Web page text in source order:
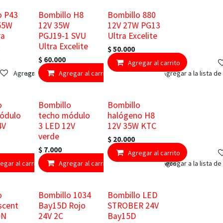
Agregar a la lista de deseos
P43
Agregar a la lista de deseos
Bombillo H8
12V 35W
PGJ19-1 SVU
Ultra Excelite
$ 60.000
Agregar al carrito Agregar a la lista
Bombillo 880
12V 27W PG13
Ultra Excelite
$50.000
Agregar al carrito
Agregar a la lista de deseos
al carrito Agregar a la lista de deseos
Bombillo
techo módulo
3 LED 12V
verde
$ 7.000
Agregar al carrito Agregar a la lista
Bombillo
halógeno H8
12V 35W KTC
$ 20.000
Agregar al carrito
Bombillo 1034
Bay15D Rojo
24V 2C
Bombillo LED
STROBER 24V
Bay15D